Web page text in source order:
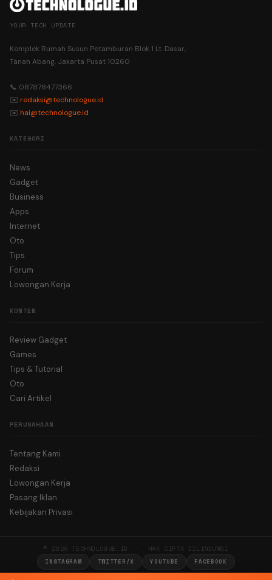
YOUR TECH UPDATE
Komplek Rumah Susun Petamburan Blok 1 Lt. Dasar,
Tanah Abang, Jakarta Pusat 10260
📞 087878477366
✉️ redaksi@technologue.id
✉️ hai@technologue.id
KATEGORI
News
Gadget
Business
Apps
Internet
Oto
Tips
Forum
Lowongan Kerja
KONTEN
Review Gadget
Games
Tips & Tutorial
Oto
Cari Artikel
PERUSAHAAN
Tentang Kami
Redaksi
Lowongan Kerja
Pasang Iklan
Kebijakan Privasi
© 2026 TECHNOLOGUE.ID · HAK CIPTA DILINDUNGI
INSTAGRAM TWITTER/X YOUTUBE FACEBOOK